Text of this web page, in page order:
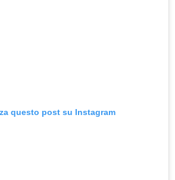
questo post su Instagram